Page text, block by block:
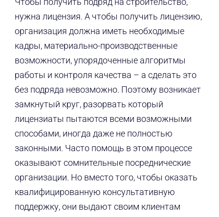
нужна лицензия. А чтобы получить лицензию,
организация должна иметь необходимые
кадры, материально-производственные
возможности, упорядоченные алгоритмы
работы и контроля качества – а сделать это
без подряда невозможно. Поэтому возникает
замкнутый круг, разорвать который
лицензиаты пытаются всеми возможными
способами, иногда даже не полностью
законными. Часто помощь в этом процессе
оказывают сомнительные посреднические
организации. Но вместо того, чтобы оказать
квалифицированную консультативную
поддержку, они выдают своим клиентам